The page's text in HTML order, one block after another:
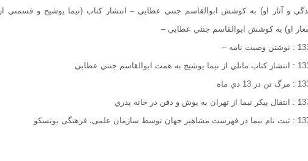
و آثار او) به كوشش ابوالقاسم جنتي عطايي – انتشار كتاب (نيما يوشيج و قسمتي از
او) به كوشش ابوالقاسم جنتي عطايي –
وصيت نامه –
به همت ابوالقاسم جنتي عطايي
در 13 دي ماه
به يوش و دفن در خانه پدري
توسط سازمان علمی، فرهنگی یونسکو